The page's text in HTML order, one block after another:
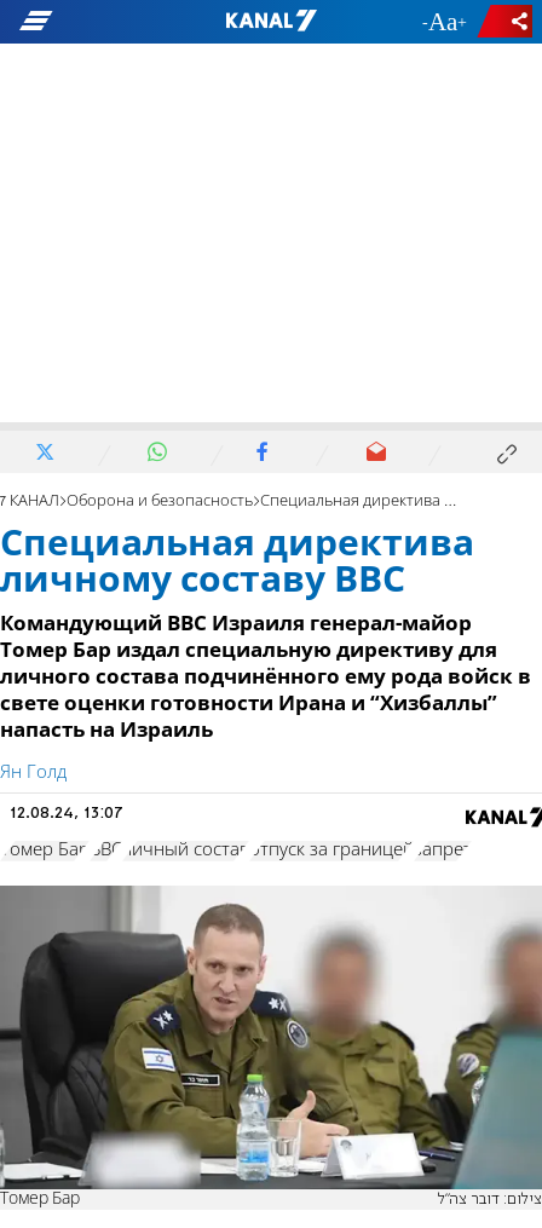
- +
7 КАНАЛ Оборона и безопасность Специальная директива личному составу ВВС
Специальная директива
личному составу ВВС
Командующий ВВС Израиля генерал-майор
Томер Бар издал специальную директиву для
личного состава подчинённого ему рода войск в
свете оценки готовности Ирана и “Хизбаллы”
напасть на Израиль
Ян Голд
12.08.24, 13:07
Томер Бар ВВС личный состав отпуск за границей запрет
Томер Бар צילום: דובר צה"ל